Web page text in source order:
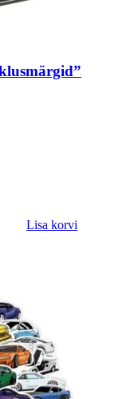
Lisa korvi